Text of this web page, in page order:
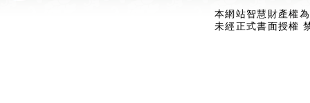
本網站智慧財產權
未經正式書面授權